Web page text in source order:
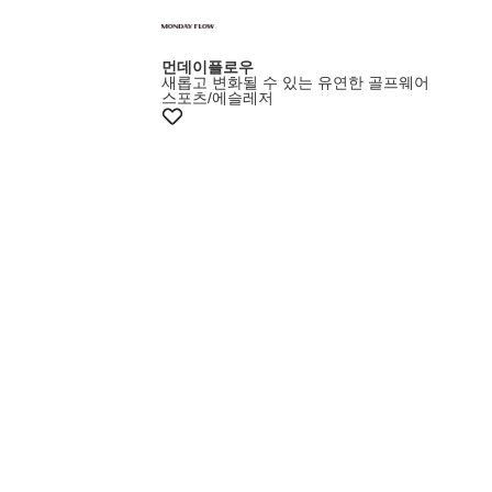
먼데이플로우
새롭고 변화될 수 있는 유연한 골프웨어
스포츠/에슬레저